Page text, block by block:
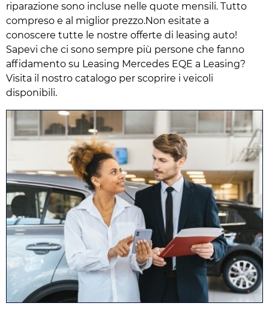
riparazione sono incluse nelle quote mensili. Tutto
compreso e al miglior prezzo.Non esitate a
conoscere tutte le nostre offerte di leasing auto!
Sapevi che ci sono sempre più persone che fanno
affidamento su Leasing Mercedes EQE a Leasing?
Visita il nostro catalogo per scoprire i veicoli
disponibili.